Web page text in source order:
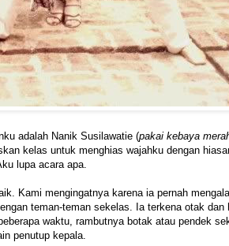
adalah Nanik Susilawatie (pakai kebaya
kelas untuk menghias wajahku dengan
lupa acara apa.
Kami mengingatnya karena ia pernah
teman-teman sekelas. Ia terkena otak dan
waktu, rambutnya botak atau pendek
penutup kepala.